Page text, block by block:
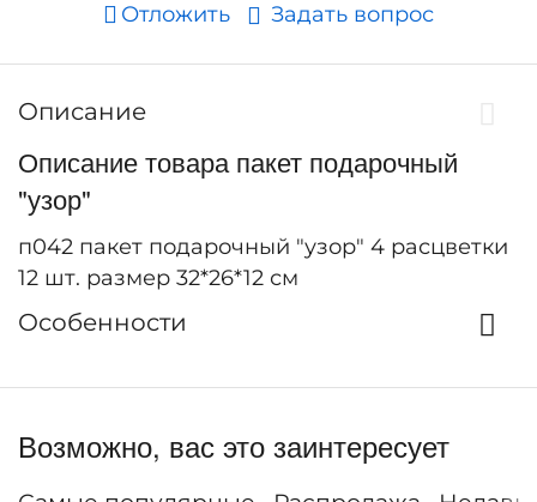
Отложить Задать вопрос
Описание
Описание товара пакет подарочный
"узор"
п042 пакет подарочный "узор" 4 расцветки
12 шт. размер 32*26*12 см
Особенности
Возможно, вас это заинтересует